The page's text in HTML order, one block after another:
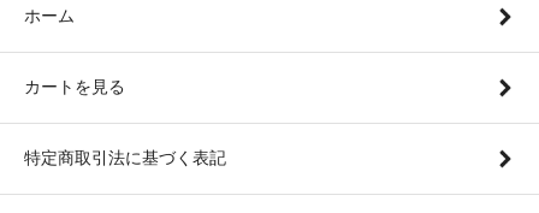
ホーム
カートを見る
特定商取引法に基づく表記